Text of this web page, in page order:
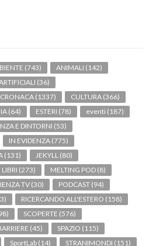
(743) ANIMALI (142)
(36)
CRONACA (1337) CULTURA (366)
(64) ESTERI (78) eventi (187)
E DINTORNI (53)
IN EVIDENZA (775)
(131) JEKYLL (80)
LIBRI (273) MELTING POD (8)
TV (30) PODCAST (94)
RICERCANDO ALL'ESTERO (158)
SCOPERTE (576)
(45) SPAZIO (115)
SportLab (14) STRANIMONDI (151)